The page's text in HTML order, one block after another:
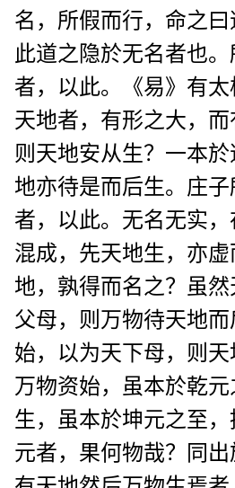
名，所假而行，命之曰
此道之隐於无名者也
者，以此。《易》有太
天地者，有形之大，而
则天地安从生？一本
地亦待是而后生。庄
者，以此。无名无实
混成，先天地生，亦
地，孰得而名之？虽
父母，则万物待天地
始，以为天下母，则天
万物资始，虽本於乾
生，虽本於坤元之至
元者，果何物哉？同